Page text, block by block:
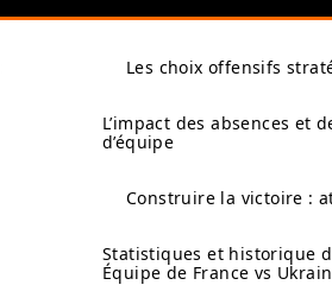
Les choix offensifs
L’impact des absences et
d’équipe
Construire la victoire :
Statistiques et historique
Équipe de France vs